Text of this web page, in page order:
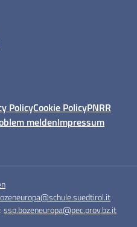
PolicyCookie PolicyPNRR
meldenImpressum
ssp.bozeneuropa@pec.prov.bz.it